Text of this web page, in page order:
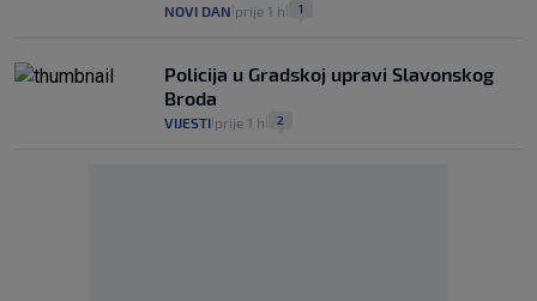
NOVI DAN prije 1 h 1
Policija u Gradskoj upravi Slavonskog
Broda
VIJESTI prije 1 h 2